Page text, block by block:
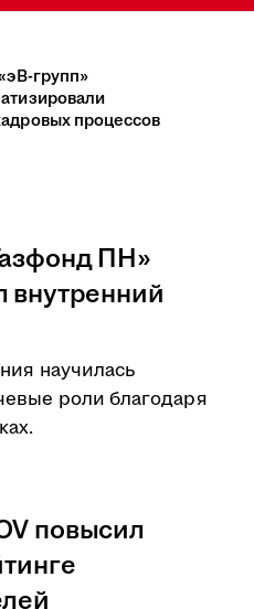
групп»
процессов
ПН»
внутренний
научилась
роли благодаря
повысил